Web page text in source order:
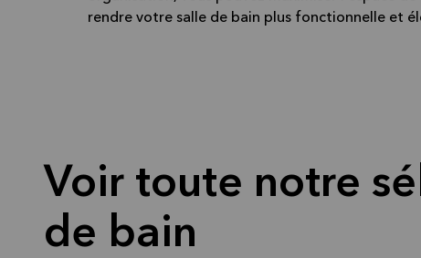
rendre votre salle de bain plus fonctionnelle et
Voir toute notre
de bain